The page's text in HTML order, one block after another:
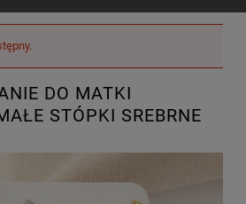
DO MATKI
STÓPKI SREBRNE